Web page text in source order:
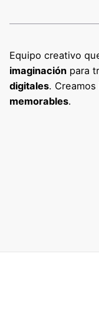
Equipo creativo
imaginación para
digitales.
memorables.